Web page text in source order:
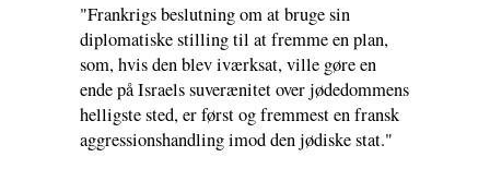
"Frankrigs beslutning om at bruge sin
diplomatiske stilling til at fremme en plan,
som, hvis den blev iværksat, ville gøre en
ende på Israels suverænitet over jødedommens
helligste sted, er først og fremmest en fransk
aggressionshandling imod den jødiske stat."